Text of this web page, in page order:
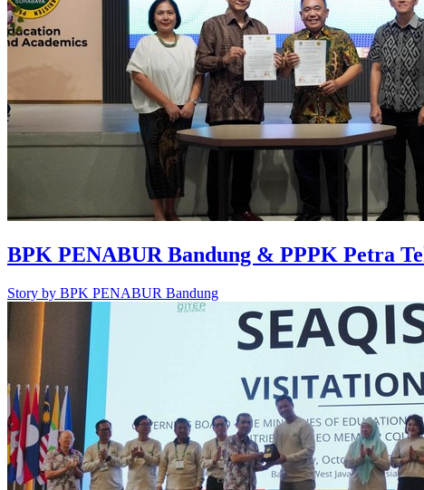
BPK PENABUR Bandung & PPPK Petra
Story by BPK PENABUR Bandung